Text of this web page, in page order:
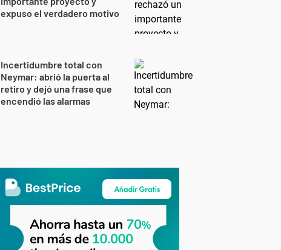
expuso el verdadero motivo
Incertidumbre total con
Neymar: abrió la puerta al
retiro y dejó una frase que
encendió las alarmas